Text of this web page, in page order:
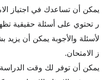
يمكن أن تساعدك في اجتياز
ر تحتوي على أسئلة حقيقية
لأسئلة والأجوبة يمكن أن
ز الامتحان.
يمكن أن توفر لك وقت